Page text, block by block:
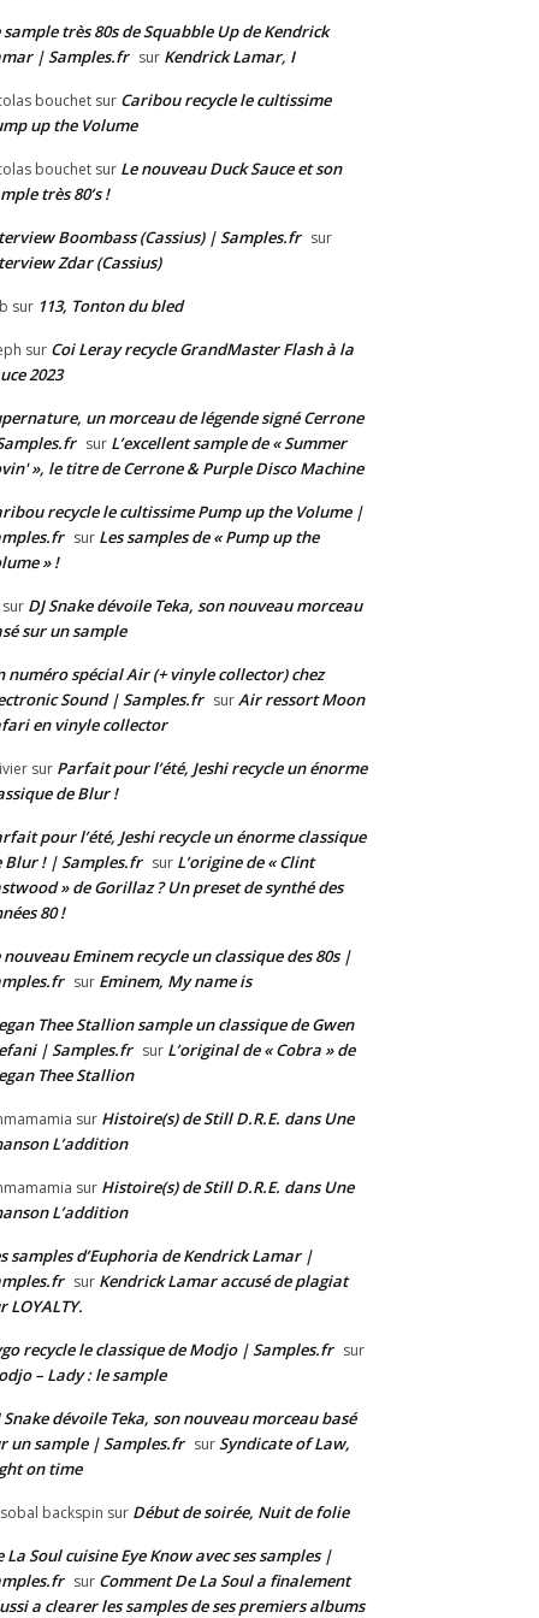
sample très 80s de Squabble Up de Kendrick
| Samples.fr sur Kendrick Lamar, I
bouchet sur Caribou recycle le cultissime
up the Volume
bouchet sur Le nouveau Duck Sauce et son
très 80’s !
Boombass (Cassius) | Samples.fr sur
Zdar (Cassius)
sur 113, Tonton du bled
sur Coi Leray recycle GrandMaster Flash à la
2023
un morceau de légende signé Cerrone
sur L’excellent sample de « Summer
», le titre de Cerrone & Purple Disco Machine
recycle le cultissime Pump up the Volume |
sur Les samples de « Pump up the
» !
sur DJ Snake dévoile Teka, son nouveau morceau
sur un sample
numéro spécial Air (+ vinyle collector) chez
Sound | Samples.fr surAir ressort Moon
en vinyle collector
sur Parfait pour l’été, Jeshi recycle un énorme
de Blur !
pour l’été, Jeshi recycle un énorme classique
Blur ! | Samples.fr sur L’origine de « Clint
» de Gorillaz ? Un preset de synthé des
80 !
nouveau Eminem recycle un classique des 80s |
sur Eminem, My name is
Thee Stallion sample un classique de Gwen
| Samples.fr sur L’original de « Cobra » de
Thee Stallion
sur Histoire(s) de Still D.R.E. dans Une
L’addition
sur Histoire(s) de Still D.R.E. dans Une
L’addition
samples d’Euphoria de Kendrick Lamar |
sur Kendrick Lamar accusé de plagiat
LOYALTY.
recycle le classique de Modjo | Samples.fr sur
– Lady : le sample
Snake dévoile Teka, son nouveau morceau basé
un sample | Samples.fr surSyndicate of Law,
on time
backspin sur Début de soirée, Nuit de folie
La Soul cuisine Eye Know avec ses samples |
sur Comment De La Soul a finalement
a clearer les samples de ses premiers albums